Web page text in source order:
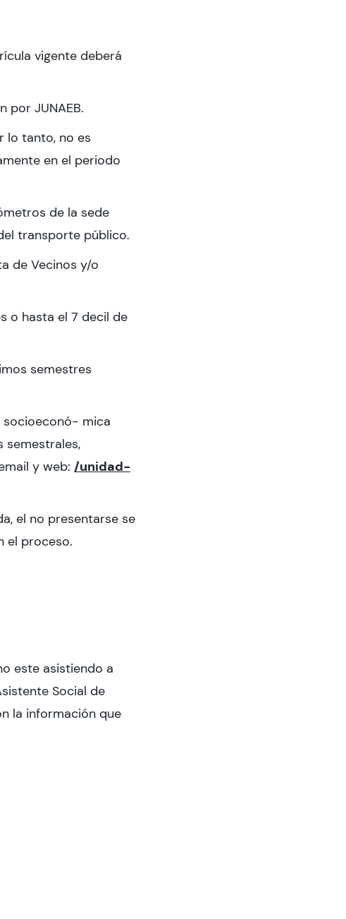
vigente deberá
por JUNAEB.
lo tanto, no es
en el periodo
de la sede
transporte público.
de Vecinos y/o
o hasta el 7 decil de
semestres
socioeconó- mica
semestrales,
y web: /unidad-
el no presentarse se
el proceso.
este asistiendo a
Social de
la información que